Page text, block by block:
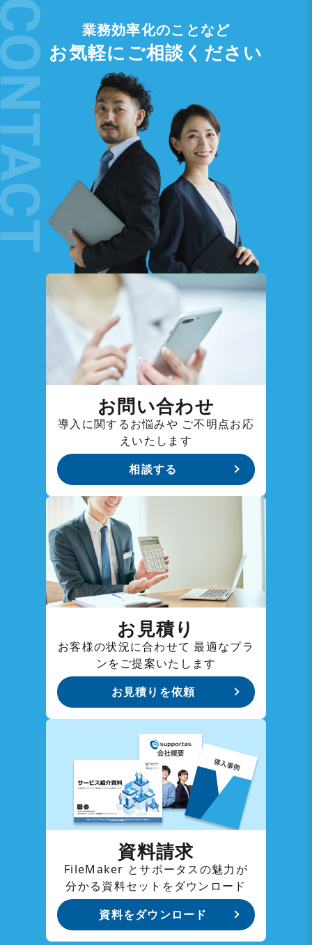
業務効率化のことなど
お気軽にご相談ください
お問い合わせ
導入に関するお悩みや ご不明点お応
えいたします
相談する
お見積り
お客様の状況に合わせて 最適なプラ
ンをご提案いたします
お見積りを依頼
資料請求
FileMaker とサポータスの魅力が
分かる資料セットをダウンロード
資料をダウンロード